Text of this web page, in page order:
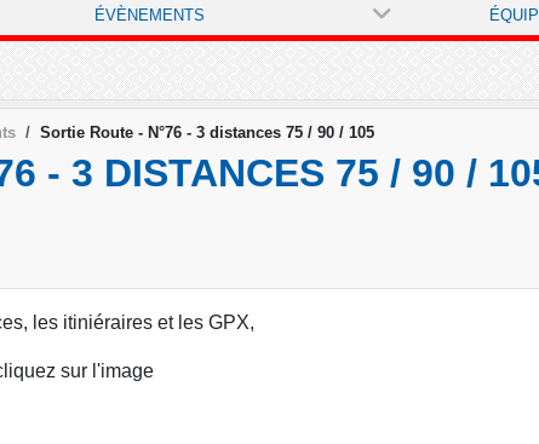
ÉVÈNEMENTS
Sortie Route - N°76 - 3 distances 75 / 90 / 105
- 3 DISTANCES 75 / 90 /
les itiniéraires et les GPX,
sur l'image